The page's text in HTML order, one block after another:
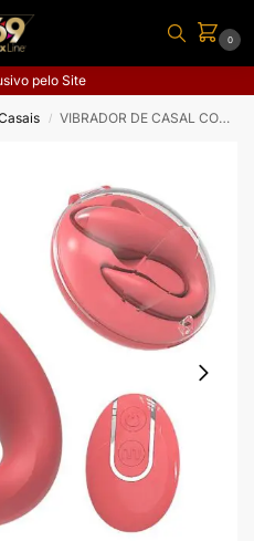
0
pelo Site
/ VIBRADOR DE CASAL COM CASE DE ACRÍLICO RECARREGAVEL CO